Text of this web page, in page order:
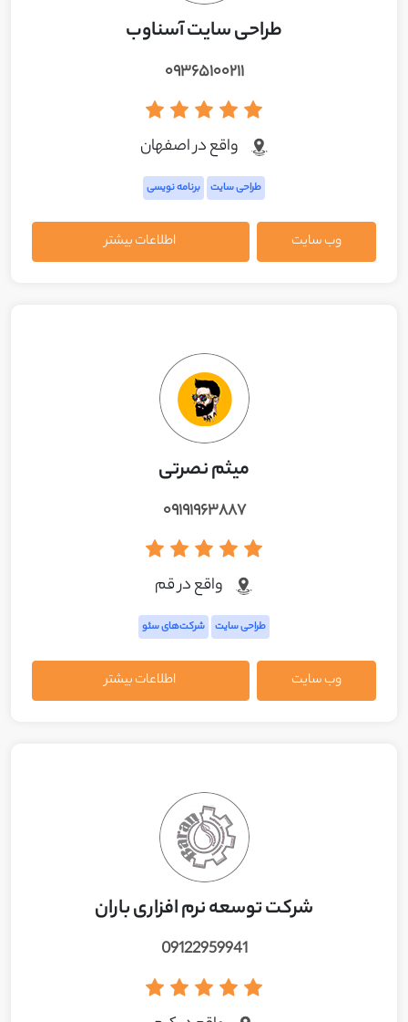
طراحی سایت آسناوب
۰۹۳۶۵۱۰۰۲۱۱
واقع در اصفهان
طراحی سایت برنامه نویسی
وب سایت اطلاعات بیشتر
میثم نصرتی
۰۹۱۹۱۹۶۳۸۸۷
واقع در قم
طراحی سایت شرکت‌های سئو
وب سایت اطلاعات بیشتر
شرکت توسعه نرم افزاری باران
09122959941